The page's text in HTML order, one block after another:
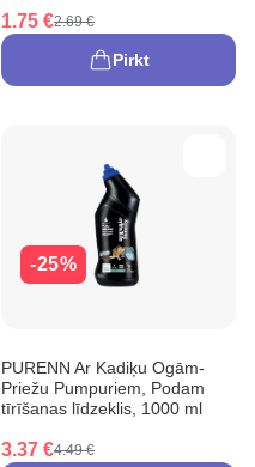
1.75 €2.69 €
Pirkt
-25%
PURENN Ar Kadiķu Ogām-
Priežu Pumpuriem, Podam
tīrīšanas līdzeklis, 1000 ml
3.37 €4.49 €